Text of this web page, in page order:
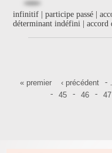
infinitif | participe passé |
déterminant indéfini | accord
Pages
« premier ‹ précédent
45
46 47